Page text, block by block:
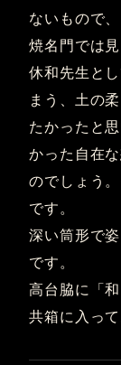
ないもので
焼名門では
休和先生と
まう、土の
たかったと
かった自在
のでしょう
です。
深い筒形で
です。
高台脇に「
共箱に入って